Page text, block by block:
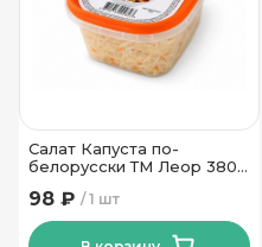
Салат Капуста по-
белорусски ТМ Леор 380
1 шт
98 ₽